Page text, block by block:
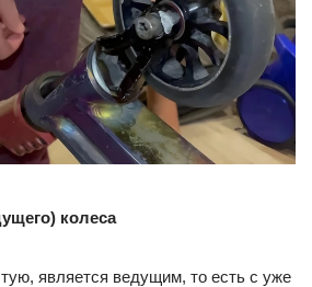
колеса
является ведущим, то есть с уже